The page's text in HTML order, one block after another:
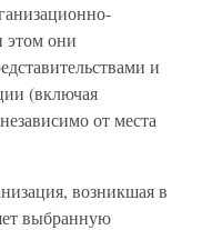
этом они
и
(включая
от места
возникшая в
выбранную